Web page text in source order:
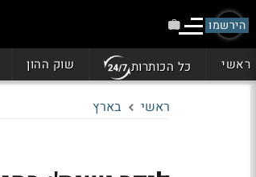
הירשמו
ראשי כל הכותרות שוק ההון
ראשי בארץ